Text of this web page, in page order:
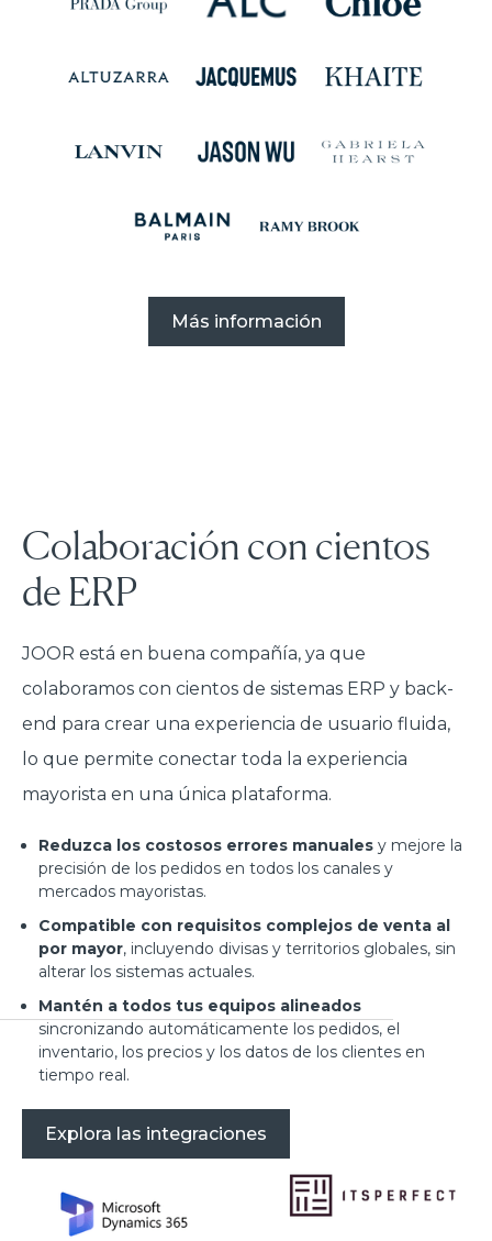
Más información
Colaboración con cientos
de ERP
JOOR está en buena compañía, ya que
colaboramos con cientos de sistemas ERP y back-
end para crear una experiencia de usuario fluida,
lo que permite conectar toda la experiencia
mayorista en una única plataforma.
Reduzca los costosos errores manuales y mejore la
precisión de los pedidos en todos los canales y
mercados mayoristas.
Compatible con requisitos complejos de venta al
por mayor, incluyendo divisas y territorios globales, sin
alterar los sistemas actuales.
Mantén a todos tus equipos alineados
sincronizando automáticamente los pedidos, el
inventario, los precios y los datos de los clientes en
tiempo real.
Explora las integraciones